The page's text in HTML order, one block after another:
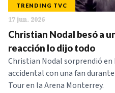
TRENDING TVC
17 jun. 2026
Christian Nodal besó a
reacción lo dijo todo
Christian Nodal sorprendió
accidental con una fan
Tour en la Arena Monterrey.